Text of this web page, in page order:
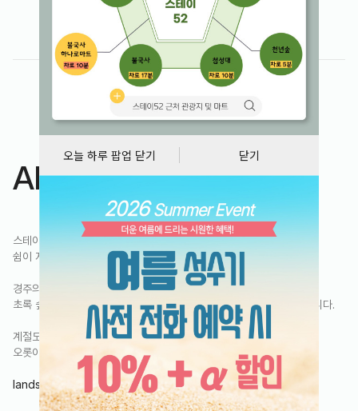
About
스테이52, 풍경을 가두지 않는 창,
쉼이 자연처럼 번지는 자리입니다.
경주의 바람은 테라스를 지나 들판 위를 미끄러지고,
초록 숲과 너른 하늘 아래 펼쳐진 수영장엔 청량한 여유가 잔잔히 머뭅니다.
계절도 당신 곁에서 쉬어 가는 이곳에서,
오롯이 당신을 위한 시간을 가져보세요.
landscape
오늘 하루 팝업 닫기 닫기